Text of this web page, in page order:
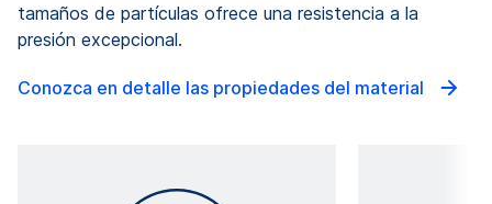
tamaños de partículas ofrece una resistencia a la
presión excepcional.
Conozca en detalle las propiedades del material